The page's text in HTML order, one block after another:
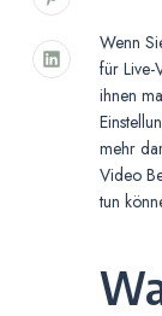
Wenn
für Live-
ihnen
mehr
Video
tun